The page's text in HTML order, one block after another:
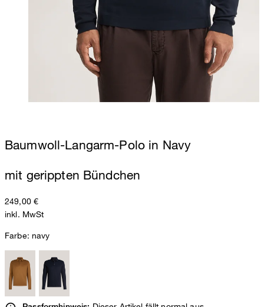
Baumwoll-Langarm-Polo in Navy
mit gerippten Bündchen
249,00 €
inkl. MwSt
Farbe: navy